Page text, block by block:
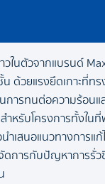
ในตัวจากแบรนด์
ด้วยแรงยึดเกาะที่
การทนต่อความร้อน
ำหรับโครงการทั้งใน
ำเสนอแนวทางการ
ดการกับปัญหาการรั่